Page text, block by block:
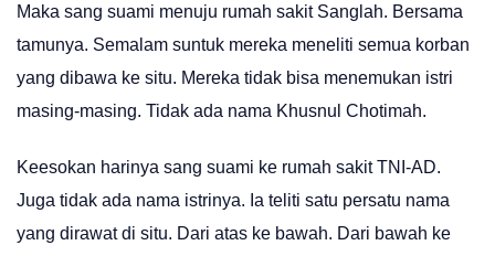
Maka sang suami menuju rumah sakit Sanglah. Bersama
tamunya. Semalam suntuk mereka meneliti semua korban
yang dibawa ke situ. Mereka tidak bisa menemukan istri
masing-masing. Tidak ada nama Khusnul Chotimah.
Keesokan harinya sang suami ke rumah sakit TNI-AD.
Juga tidak ada nama istrinya. Ia teliti satu persatu nama
yang dirawat di situ. Dari atas ke bawah. Dari bawah ke